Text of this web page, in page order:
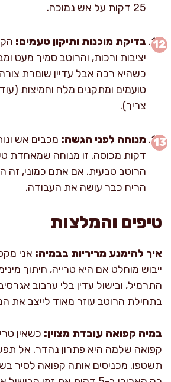
25 דקות על אש נמוכה.
בדיקת מוכנות ותיקון טעמים:
יציבות ורכות, והרוטב סמיך מעט
כשהיא רכה אבל עדיין שומרת
צריך).
מנוחה לפני הגשה:
דקות מכוסה. זו מנוחה שמאחדת
הרוטב טבעית. אם אתם כמוני, זה
הריח כבר עושה את העבודה.
טיפים והמלצות
איך להימנע מריריות בבמיה:
ייבוש מוחלט אם היא טרייה, חיתוך
התרמיל, ובישול עדין בלי ערבוב
בתחילת הרוטב עוזר מאוד לייצב את
במיה קפואה עובדת מצוין: כשאין
קפואה שלמה היא פתרון נהדר. אל
תשטפו. מכניסים אותה קפואה לסיר